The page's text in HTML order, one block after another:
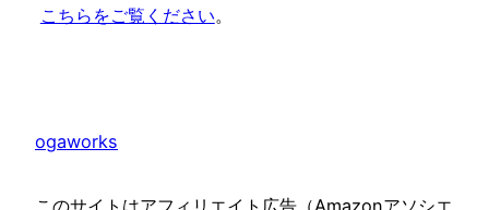
こちらをご覧ください。
ogaworks
このサイトはアフィリエイト広告（Amazonアソシエ